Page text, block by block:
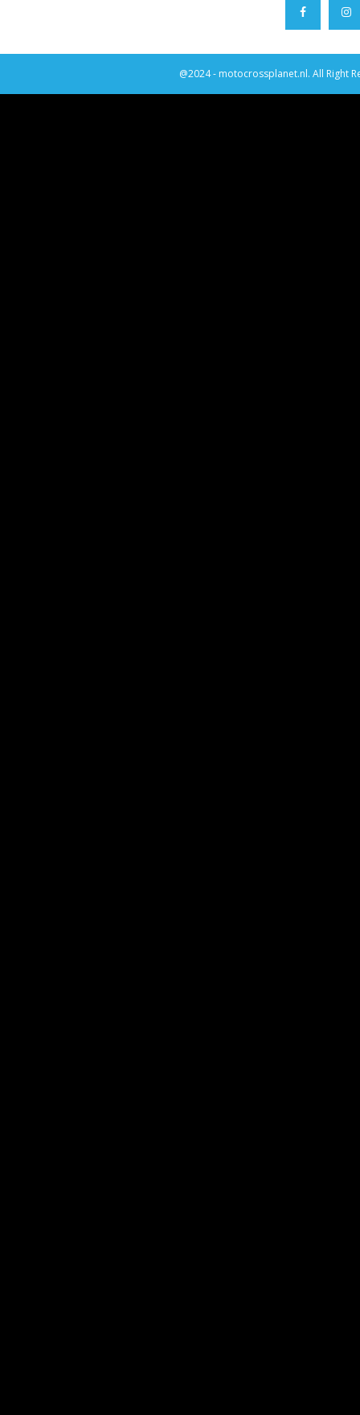
@2024 - motocrossplanet.nl. All Right